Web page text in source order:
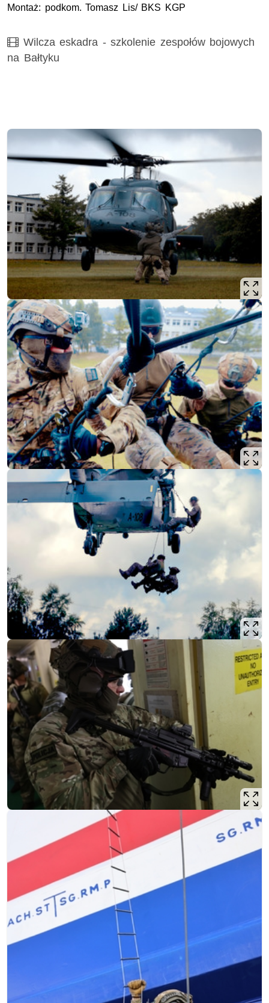
Montaż: podkom. Tomasz Lis/ BKS KGP
Film
Wilcza eskadra - szkolenie zespołów bojowych
na Bałtyku